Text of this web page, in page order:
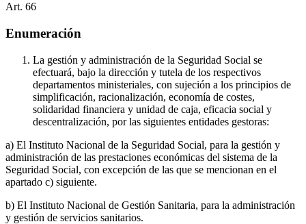
Art. 66
Enumeración
La gestión y administración de la Seguridad Social se
efectuará, bajo la dirección y tutela de los respectivos
departamentos ministeriales, con sujeción a los principios de
simplificación, racionalización, economía de costes,
solidaridad financiera y unidad de caja, eficacia social y
descentralización, por las siguientes entidades gestoras:
a) El Instituto Nacional de la Seguridad Social, para la gestión y
administración de las prestaciones económicas del sistema de la
Seguridad Social, con excepción de las que se mencionan en el
apartado c) siguiente.
b) El Instituto Nacional de Gestión Sanitaria, para la administración
y gestión de servicios sanitarios.